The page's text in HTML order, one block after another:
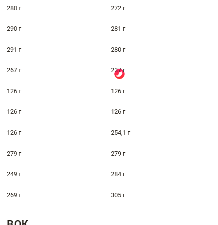
280 г 272 г
290 г 281 г
291 г 280 г
267 г 237 г
126 г 126 г
126 г 126 г
126 г 254,1 г
279 г 279 г
249 г 284 г
269 г 305 г